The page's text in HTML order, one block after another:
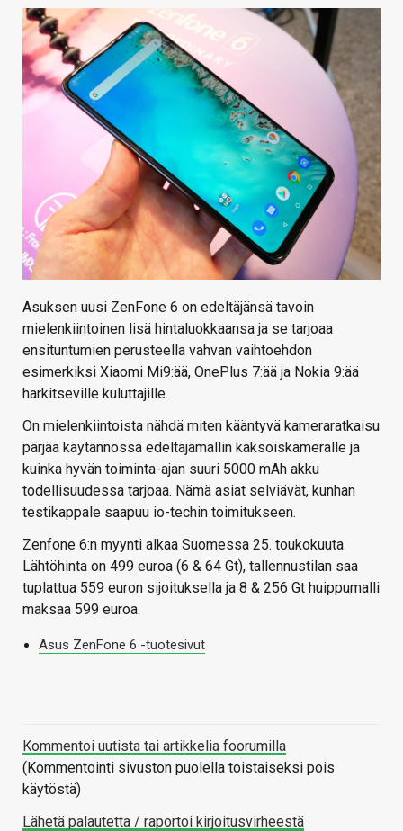
Asuksen uusi ZenFone 6 on edeltäjänsä tavoin
mielenkiintoinen lisä hintaluokkaansa ja se tarjoaa
ensituntumien perusteella vahvan vaihtoehdon
esimerkiksi Xiaomi Mi9:ää, OnePlus 7:ää ja Nokia 9:ää
harkitseville kuluttajille.
On mielenkiintoista nähdä miten kääntyvä kameraratkaisu
pärjää käytännössä edeltäjämallin kaksoiskameralle ja
kuinka hyvän toiminta-ajan suuri 5000 mAh akku
todellisuudessa tarjoaa. Nämä asiat selviävät, kunhan
testikappale saapuu io-techin toimitukseen.
Zenfone 6:n myynti alkaa Suomessa 25. toukokuuta.
Lähtöhinta on 499 euroa (6 & 64 Gt), tallennustilan saa
tuplattua 559 euron sijoituksella ja 8 & 256 Gt huippumalli
maksaa 599 euroa.
Asus ZenFone 6 -tuotesivut
Kommentoi uutista tai artikkelia foorumilla
(Kommentointi sivuston puolella toistaiseksi pois
käytöstä)
Lähetä palautetta / raportoi kirjoitusvirheestä